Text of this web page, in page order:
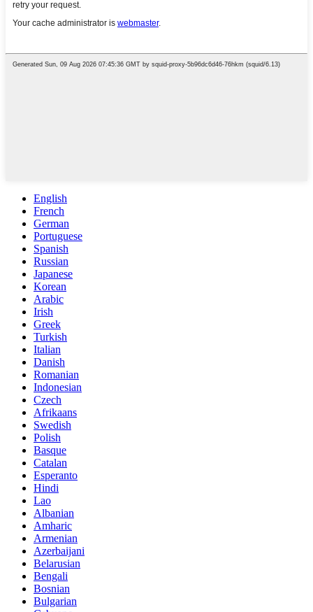
English
French
German
Portuguese
Spanish
Russian
Japanese
Korean
Arabic
Irish
Greek
Turkish
Italian
Danish
Romanian
Indonesian
Czech
Afrikaans
Swedish
Polish
Basque
Catalan
Esperanto
Hindi
Lao
Albanian
Amharic
Armenian
Azerbaijani
Belarusian
Bengali
Bosnian
Bulgarian